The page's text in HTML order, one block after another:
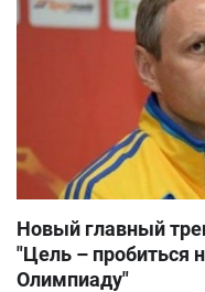
Новый главный
"Цель – пробиться
Олимпиаду"